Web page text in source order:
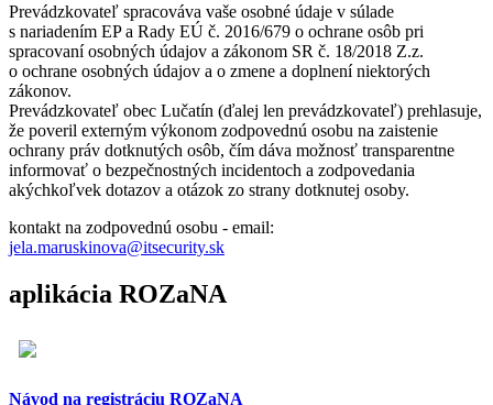
Prevádzkovateľ spracováva vaše osobné údaje v súlade
s nariadením EP a Rady EÚ č. 2016/679 o ochrane osôb pri
spracovaní osobných údajov a zákonom SR č. 18/2018 Z.z.
o ochrane osobných údajov a o zmene a doplnení niektorých
zákonov.
Prevádzkovateľ obec Lučatín (ďalej len prevádzkovateľ) prehlasuje,
že poveril externým výkonom zodpovednú osobu na zaistenie
ochrany práv dotknutých osôb, čím dáva možnosť transparentne
informovať o bezpečnostných incidentoch a zodpovedania
akýchkoľvek dotazov a otázok zo strany dotknutej osoby.
kontakt na zodpovednú osobu - email:
jela.maruskinova@itsecurity.sk
aplikácia ROZaNA
Návod na registráciu ROZaNA